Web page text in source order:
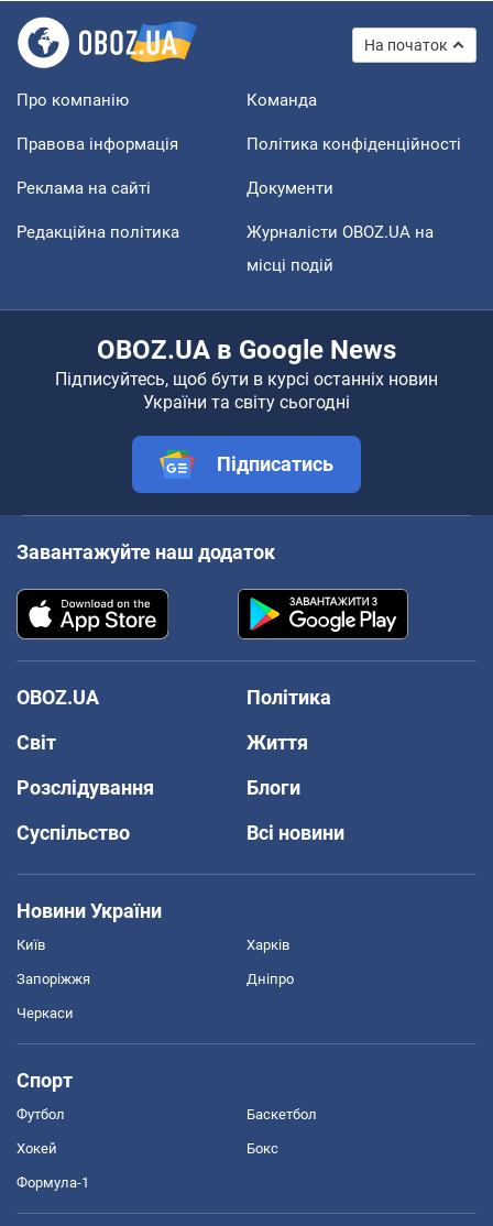
На початок
Про компанію Команда
Правова інформація Політика конфіденційності
Реклама на сайті Документи
Редакційна політика
Журналісти OBOZ.UA на
місці подій
OBOZ.UA в Google News
Підписуйтесь, щоб бути в курсі останніх новин
України та світу сьогодні
Підписатись
Завантажуйте наш додаток
OBOZ.UA
Політика
Світ
Життя
Розслідування
Блоги
Суспільство
Всі новини
Новини України
Київ Харків
Запоріжжя Дніпро
Черкаси
Спорт
Футбол Баскетбол
Хокей Бокс
Формула-1